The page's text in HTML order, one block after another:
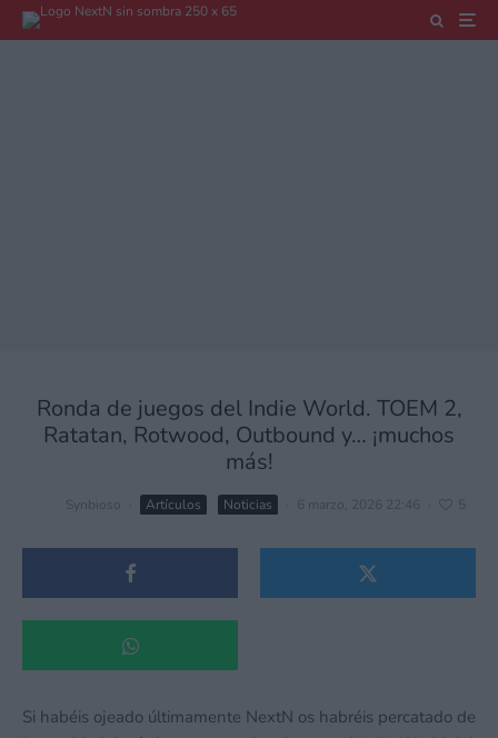
Ronda de juegos del Indie World. TOEM 2,
Ratatan, Rotwood, Outbound y… ¡muchos
más!
Synbioso Artículos Noticias 6 marzo, 2026 22:46
Si habéis ojeado últimamente NextN os habréis percatado de